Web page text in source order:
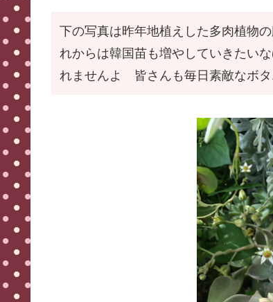
下の写真は昨年地植えした多肉植物
れからは韓国苗も増やしていきたい
れませんよ 皆さんも毎日素敵なボタ